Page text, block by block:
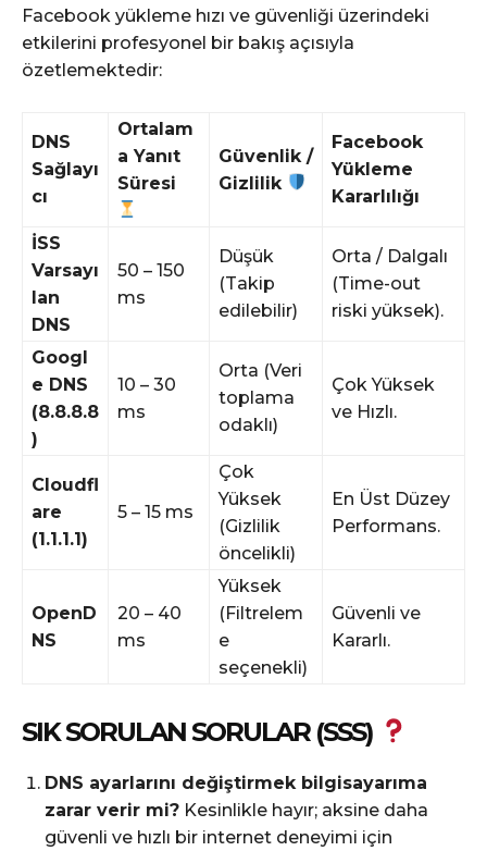
Facebook yükleme hızı ve güvenliği üzerindeki
etkilerini profesyonel bir bakış açısıyla
özetlemektedir:
DNS
Sağlayı
cı
Ortalam
a Yanıt
Süresi
Güvenlik /
Gizlilik
Facebook
Yükleme
Kararlılığı
İSS
Varsayı
lan
DNS
50 – 150
ms
Düşük
(Takip
edilebilir)
Orta / Dalgalı
(Time-out
riski yüksek).
Googl
e DNS
(8.8.8.8
)
10 – 30
ms
Orta (Veri
toplama
odaklı)
Çok Yüksek
ve Hızlı.
Cloudfl
are
(1.1.1.1)
5 – 15 ms
Çok
Yüksek
(Gizlilik
öncelikli)
En Üst Düzey
Performans.
OpenD
NS
20 – 40
ms
Yüksek
(Filtrelem
e
seçenekli)
Güvenli ve
Kararlı.
SIK SORULAN SORULAR (SSS)
DNS ayarlarını değiştirmek bilgisayarıma
zarar verir mi? Kesinlikle hayır; aksine daha
güvenli ve hızlı bir internet deneyimi için